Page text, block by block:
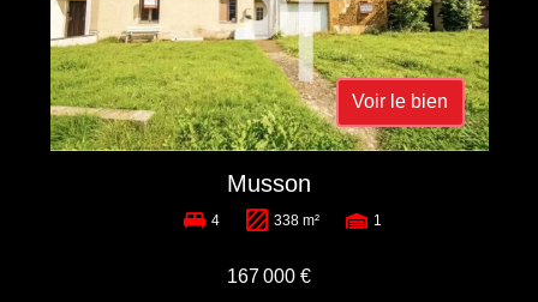
Voir le bien
Musson
4 338 m² 1
167 000 €